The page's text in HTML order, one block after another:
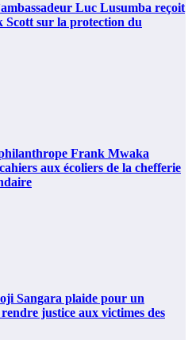
Luc Lusumba reçoit
Scott sur la protection du
Frank Mwaka
aux écoliers de la chefferie
Sangara plaide pour un
justice aux victimes des